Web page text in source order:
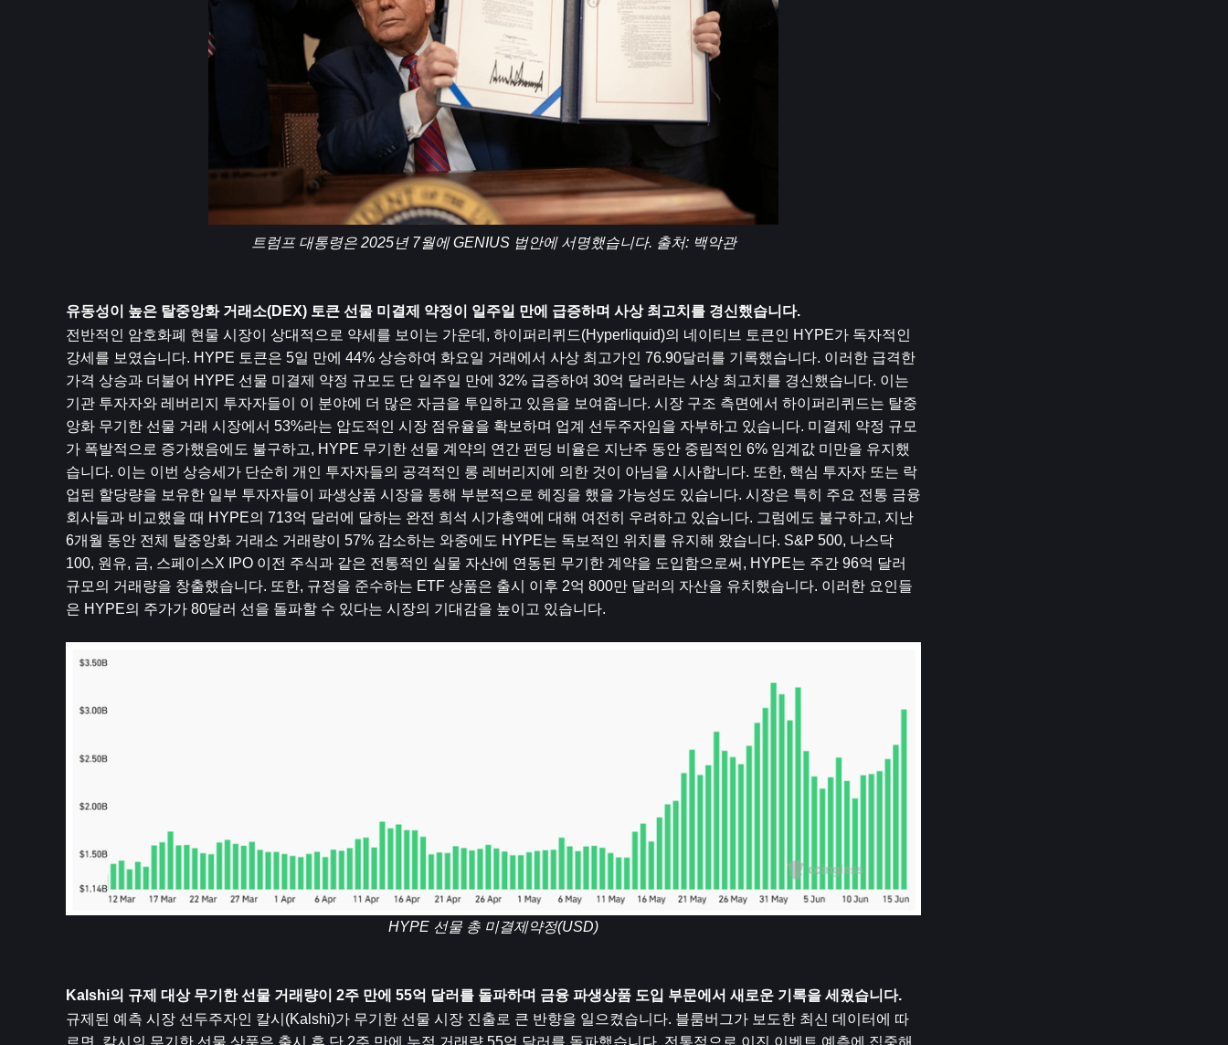
트럼프 대통령은 2025년 7월에 GENIUS 법안에 서명했습니다. 출처: 백악관
유동성이 높은 탈중앙화 거래소(DEX) 토큰 선물 미결제 약정이 일주일 만에 급증하며 사상 최고치를 경신했습니다.
전반적인 암호화폐 현물 시장이 상대적으로 약세를 보이는 가운데, 하이퍼리퀴드(Hyperliquid)의 네이티브 토큰인 HYPE가 독자적인
강세를 보였습니다. HYPE 토큰은 5일 만에 44% 상승하여 화요일 거래에서 사상 최고가인 76.90달러를 기록했습니다. 이러한 급격한
가격 상승과 더불어 HYPE 선물 미결제 약정 규모도 단 일주일 만에 32% 급증하여 30억 달러라는 사상 최고치를 경신했습니다. 이는
기관 투자자와 레버리지 투자자들이 이 분야에 더 많은 자금을 투입하고 있음을 보여줍니다. 시장 구조 측면에서 하이퍼리퀴드는 탈중
앙화 무기한 선물 거래 시장에서 53%라는 압도적인 시장 점유율을 확보하며 업계 선두주자임을 자부하고 있습니다. 미결제 약정 규모
가 폭발적으로 증가했음에도 불구하고, HYPE 무기한 선물 계약의 연간 펀딩 비율은 지난주 동안 중립적인 6% 임계값 미만을 유지했
습니다. 이는 이번 상승세가 단순히 개인 투자자들의 공격적인 롱 레버리지에 의한 것이 아님을 시사합니다. 또한, 핵심 투자자 또는 락
업된 할당량을 보유한 일부 투자자들이 파생상품 시장을 통해 부분적으로 헤징을 했을 가능성도 있습니다. 시장은 특히 주요 전통 금융
회사들과 비교했을 때 HYPE의 713억 달러에 달하는 완전 희석 시가총액에 대해 여전히 우려하고 있습니다. 그럼에도 불구하고, 지난
6개월 동안 전체 탈중앙화 거래소 거래량이 57% 감소하는 와중에도 HYPE는 독보적인 위치를 유지해 왔습니다. S&P 500, 나스닥
100, 원유, 금, 스페이스X IPO 이전 주식과 같은 전통적인 실물 자산에 연동된 무기한 계약을 도입함으로써, HYPE는 주간 96억 달러
규모의 거래량을 창출했습니다. 또한, 규정을 준수하는 ETF 상품은 출시 이후 2억 800만 달러의 자산을 유치했습니다. 이러한 요인들
은 HYPE의 주가가 80달러 선을 돌파할 수 있다는 시장의 기대감을 높이고 있습니다.
HYPE 선물 총 미결제약정(USD)
Kalshi의 규제 대상 무기한 선물 거래량이 2주 만에 55억 달러를 돌파하며 금융 파생상품 도입 부문에서 새로운 기록을 세웠습니다.
규제된 예측 시장 선두주자인 칼시(Kalshi)가 무기한 선물 시장 진출로 큰 반향을 일으켰습니다. 블룸버그가 보도한 최신 데이터에 따
르면, 칼시의 무기한 선물 상품은 출시 후 단 2주 만에 누적 거래량 55억 달러를 돌파했습니다. 전통적으로 이진 이벤트 예측에 집중해